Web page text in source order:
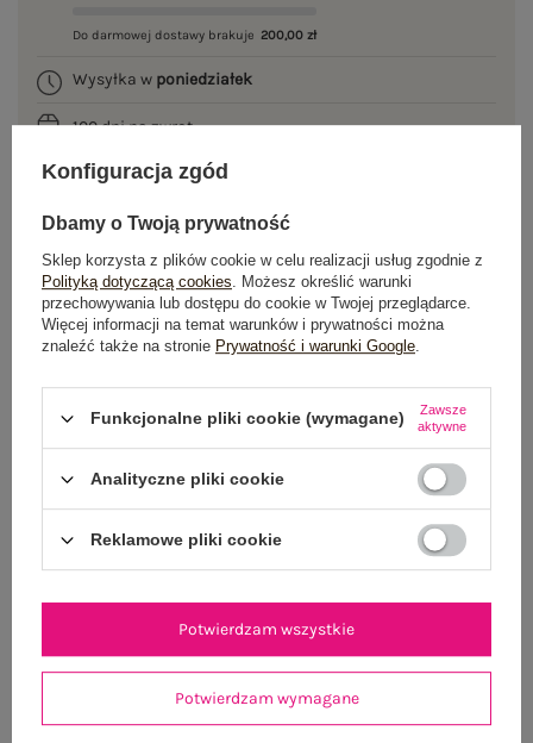
Do darmowej dostawy brakuje 200,00 zł
Wysyłka w poniedziałek
100 dni na zwrot
OPIS PRODUKTU
GŁÓWNE PARAMETRY
OPINIE O PRODUKCIE (1)
OSTATNIO OGLĄDANE
Konfiguracja zgód
Dbamy o Twoją prywatność
Sklep korzysta z plików cookie w celu realizacji usług zgodnie z
Polityką dotyczącą cookies. Możesz określić warunki
przechowywania lub dostępu do cookie w Twojej przeglądarce.
Więcej informacji na temat warunków i prywatności można
znaleźć także na stronie Prywatność i warunki Google.
Funkcjonalne pliki cookie (wymagane)
Zawsze
aktywne
Analityczne pliki cookie
Reklamowe pliki cookie
Potwierdzam wymagane
Potwierdzam wszystkie